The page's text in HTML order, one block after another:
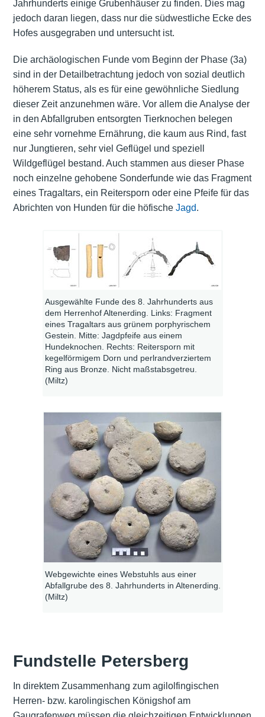
Jahrhunderts einige Grubenhäuser zu finden. Dies mag
jedoch daran liegen, dass nur die südwestliche Ecke des
Hofes ausgegraben und untersucht ist.
Die archäologischen Funde vom Beginn der Phase (3a)
sind in der Detailbetrachtung jedoch von sozial deutlich
höherem Status, als es für eine gewöhnliche Siedlung
dieser Zeit anzunehmen wäre. Vor allem die Analyse der
in den Abfallgruben entsorgten Tierknochen belegen
eine sehr vornehme Ernährung, die kaum aus Rind, fast
nur Jungtieren, sehr viel Geflügel und speziell
Wildgeflügel bestand. Auch stammen aus dieser Phase
noch einzelne gehobene Sonderfunde wie das Fragment
eines Tragaltars, ein Reitersporn oder eine Pfeife für das
Abrichten von Hunden für die höfische Jagd.
Ausgewählte Funde des 8. Jahrhunderts aus
dem Herrenhof Altenerding. Links: Fragment
eines Tragaltars aus grünem porphyrischem
Gestein. Mitte: Jagdpfeife aus einem
Hundeknochen. Rechts: Reitersporn mit
kegelförmigem Dorn und perlrandverziertem
Ring aus Bronze. Nicht maßstabsgetreu.
(Miltz)
Webgewichte eines Webstuhls aus einer
Abfallgrube des 8. Jahrhunderts in Altenerding.
(Miltz)
Fundstelle Petersberg
In direktem Zusammenhang zum agilolfingischen
Herren- bzw. karolingischen Königshof am